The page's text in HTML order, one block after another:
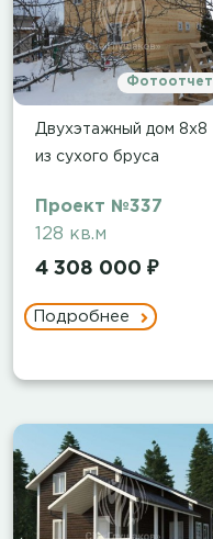
Фотоотчет
Двухэтажный дом 8х8
из сухого бруса
Проект №337
128 кв.м
4 308 000 ₽
Подробнее